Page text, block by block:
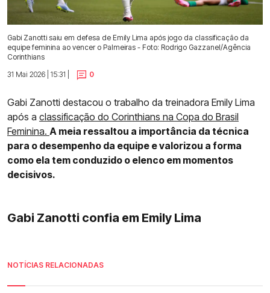
Gabi Zanotti saiu em defesa de Emily Lima após jogo da classificação da
equipe feminina ao vencer o Palmeiras - Foto: Rodrigo Gazzanel/Agência
Corinthians
31 Mai 2026 | 15:31 |
0
Gabi Zanotti destacou o trabalho da treinadora Emily Lima
após a classificação do Corinthians na Copa do Brasil
Feminina. A meia ressaltou a importância da técnica
para o desempenho da equipe e valorizou a forma
como ela tem conduzido o elenco em momentos
decisivos.
Gabi Zanotti confia em Emily Lima
NOTÍCIAS RELACIONADAS